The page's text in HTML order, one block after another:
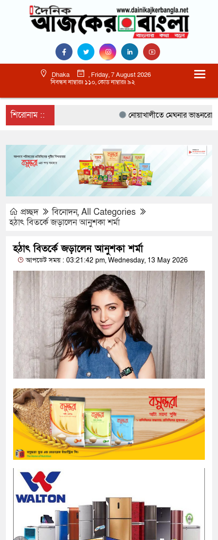
Dhaka
, Friday, 7 August 2026
নিবন্ধন নাম্বারঃ ১১০, কোড নাম্বারঃ ৯২
শিরোনাম :: নোয়াখালীতে মেঘনার ভাঙনরোধে
প্রচ্ছদ বিনোদন, All Categories
হঠাৎ বিতর্কে জড়ালেন আনুশকা শর্মা
হঠাৎ বিতর্কে জড়ালেন আনুশকা শর্মা
আপডেট সময় : 03:21:42 pm, Wednesday, 13 May 2026